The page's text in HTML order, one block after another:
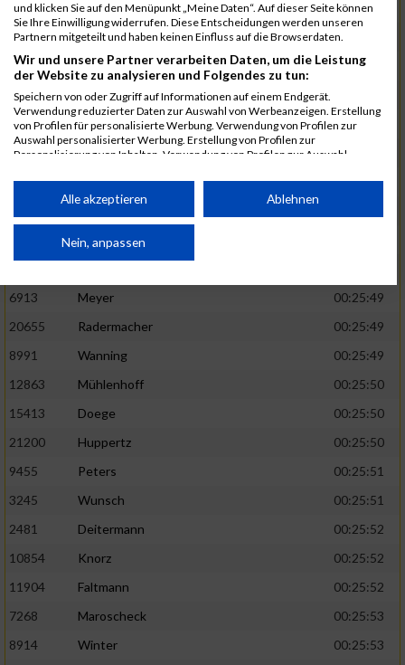
1582 Funken
00:25:42
12220
Cosma
00:25:43
9678
Exner
00:25:43
11817
Schmaul-Klaibee
6812
Koch
00:25:47
9610
Linß
00:25:47
706
Wehmeier
00:25:48
Küpper
Inhoff
6913
Meyer
00:25:49
20655
Radermacher
00:25:49
8991
Wanning
00:25:49
12863
Mühlenhoff
00:25:50
15413
Doege
00:25:50
21200
Huppertz
00:25:50
9455
Peters
00:25:51
3245
Wunsch
00:25:51
2481
Deitermann
00:25:52
10854
Knorz
00:25:52
11904
Faltmann
00:25:52
7268
Maroscheck
00:25:53
8914
Winter
00:25:53
und klicken Sie auf den Menüpunkt „Meine Daten“. Auf dieser Seite können
Sie Ihre Einwilligung widerrufen. Diese Entscheidungen werden unseren
Partnern mitgeteilt und haben keinen Einfluss auf die Browserdaten.
Wir und unsere Partner verarbeiten Daten, um die Leistung
der Website zu analysieren und Folgendes zu tun:
Speichern von oder Zugriff auf Informationen auf einem Endgerät.
Verwendung reduzierter Daten zur Auswahl von Werbeanzeigen. Erstellung
von Profilen für personalisierte Werbung. Verwendung von Profilen zur
Auswahl personalisierter Werbung. Erstellung von Profilen zur
Personalisierung von Inhalten. Verwendung von Profilen zur Auswahl
Performance von Inhalten. Analyse von Zielgruppen durch Statistiken oder
Kombinationen von Daten aus verschiedenen Quellen. Entwicklung und
von Inhalten.
Daten können außerhalb der Europäischen Union weitergegeben und in die
Website/App.
Partnerliste anzeigen (1 IAB-Anbieter)
Wir nutzen Ihre Daten für folgende Zwecke:
Speichern von oder Zugriff auf Informationen
auf einem Endgerät
von Werbeanzeigen
Werbung
personalisierter Werbung
von Inhalten
Alle akzeptieren Ablehnen
Nein, anpassen